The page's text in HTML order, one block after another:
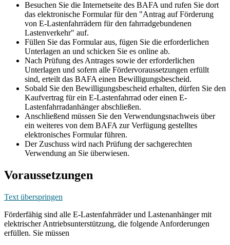
Besuchen Sie die Internetseite des BAFA und rufen Sie dort
das elektronische Formular für den "Antrag auf Förderung
von E-Lastenfahrrädern für den fahrradgebundenen
Lastenverkehr" auf.
Füllen Sie das Formular aus, fügen Sie die erforderlichen
Unterlagen an und schicken Sie es online ab.
Nach Prüfung des Antrages sowie der erforderlichen
Unterlagen und sofern alle Fördervoraussetzungen erfüllt
sind, erteilt das BAFA einen Bewilligungsbescheid.
Sobald Sie den Bewilligungsbescheid erhalten, dürfen Sie den
Kaufvertrag für ein E-Lastenfahrrad oder einen E-
Lastenfahrradanhänger abschließen.
Anschließend müssen Sie den Verwendungsnachweis über
ein weiteres von dem BAFA zur Verfügung gestelltes
elektronisches Formular führen.
Der Zuschuss wird nach Prüfung der sachgerechten
Verwendung an Sie überwiesen.
Voraussetzungen
Text überspringen
Förderfähig sind alle E-Lastenfahrräder und Lastenanhänger mit
elektrischer Antriebsunterstützung, die folgende Anforderungen
erfüllen. Sie müssen